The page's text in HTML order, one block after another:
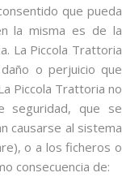
que pueda
la misma es de la
La Piccola Trattoria
o perjuicio que
Piccola Trattoria no
seguridad, que se
causarse al sistema
o a los ficheros o
consecuencia de: